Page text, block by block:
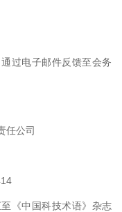
过电子邮件反馈至会务
任公司
《中国科技术语》杂志